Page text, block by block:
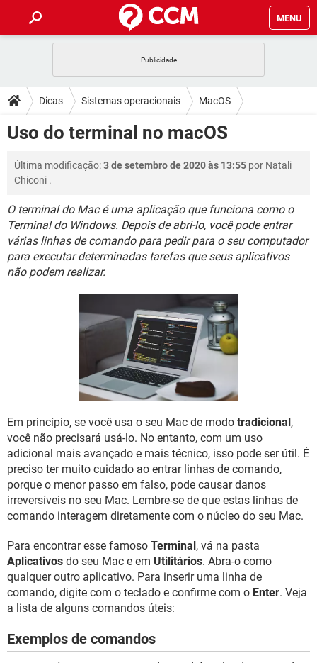
MENU
CELULAR FACEBOOK
OUTLOOK EXCEL
GUIA DE COMPRAS
DICAS
JOGOS WHATSAPP
CELULAR FACEBOOK
OUTLOOK EXCEL
GUIA DE COMPRAS
DOWNLOADS
CELULAR
INSTAGRAM GMAIL
GUIA DE COMPRAS
FÓRUM
CELULAR FACEBOOK
OUTLOOK EXCEL
INSTAGRAM GMAIL
JOGOS WHATSAPP
FACEBOOK
OUTLOOK
Dicas Sistemas operacionais MacOS
Uso do terminal no macOS
Última modificação:3 de setembro de 2020 às 13:55 por Natali
Chiconi .
O terminal do Mac é uma aplicação que funciona como o
Terminal do Windows. Depois de abri-lo, você pode entrar
várias linhas de comando para pedir para o seu computador
para executar determinadas tarefas que seus aplicativos
não podem realizar.
Em princípio, se você usa o seu Mac de modo tradicional,
você não precisará usá-lo. No entanto, com um uso
adicional mais avançado e mais técnico, isso pode ser útil. É
preciso ter muito cuidado ao entrar linhas de comando,
porque o menor passo em falso, pode causar danos
irreversíveis no seu Mac. Lembre-se de que estas linhas de
comando interagem diretamente com o núcleo do seu Mac.
Para encontrar esse famoso Terminal, vá na pasta
Aplicativos do seu Mac e em Utilitários. Abra-o como
qualquer outro aplicativo. Para inserir uma linha de
comando, digite com o teclado e confirme com o Enter. Veja
a lista de alguns comandos úteis:
Exemplos de comandos